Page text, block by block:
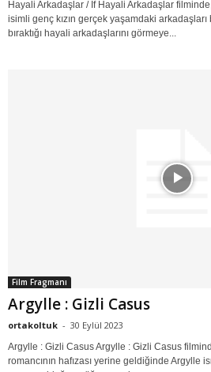
Hayali Arkadaşlar / İf Hayali Arkadaşlar
isimli genç kızın gerçek yaşamdaki
bıraktığı hayali arkadaşlarını görmeye...
Film Fragmanı
Argylle : Gizli Casus
ortakoltuk - 30 Eylül 2023
Argylle : Gizli Casus Argylle : Gizli Casus
romancının hafızası yerine geldiğinde Argylle